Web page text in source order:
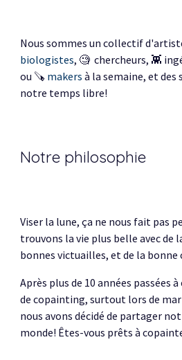
Nous sommes un collectif
biologistes, 🧐 chercheurs, 👾
ou 🪚 makers à la semaine, et
notre temps libre!
Notre philosophie
Viser la lune, ça ne nous fait pas
trouvons la vie plus belle avec de
bonnes victuailles, et de la bonne
Après plus de 10 années passées
de copainting, surtout lors de
nous avons décidé de partager
monde! Êtes-vous prêts à